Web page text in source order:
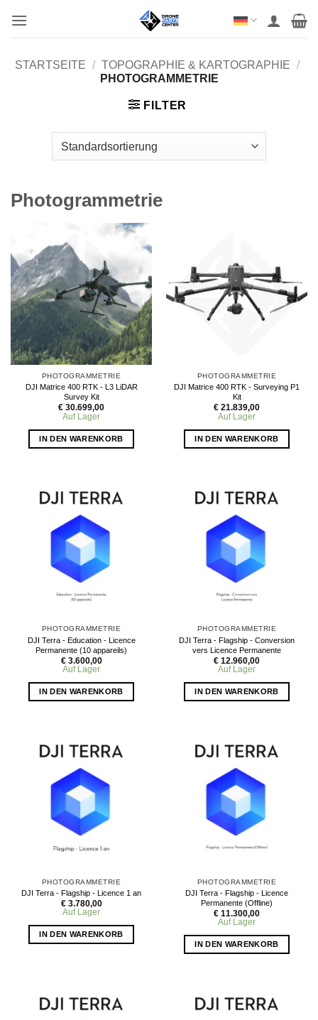
Inhalt
STARTSEITE
/ TOPOGRAPHIE & KARTOGRAPHIE /
PHOTOGRAMMETRIE
FILTER
Photogrammetrie
PHOTOGRAMMETRIE
DJI Matrice 400 RTK - L3 LiDAR
Survey Kit
€ 30.699,00
Auf Lager
IN DEN WARENKORB
PHOTOGRAMMETRIE
DJI Matrice 400 RTK - Surveying P1
Kit
€ 21.839,00
Auf Lager
IN DEN WARENKORB
PHOTOGRAMMETRIE
DJI Terra - Education - Licence
Permanente (10 appareils)
€3.600,00
Auf Lager
IN DEN WARENKORB
PHOTOGRAMMETRIE
DJI Terra - Flagship - Conversion
vers Licence Permanente
€ 12.960,00
Auf Lager
IN DEN WARENKORB
PHOTOGRAMMETRIE
DJI Terra - Flagship - Licence 1 an
€3.780,00
Auf Lager
IN DEN WARENKORB
PHOTOGRAMMETRIE
DJI Terra - Flagship - Licence
Permanente (Offline)
€ 11.300,00
Auf Lager
IN DEN WARENKORB